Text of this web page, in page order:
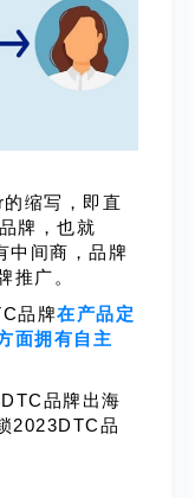
缩写 ，即直
牌，也就
中间商，品牌
推广。
品牌在产品定
面拥有自主
品牌出海
2023DTC品